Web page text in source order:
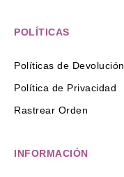
POLÍTICAS
Políticas de Devolución
Política de Privacidad
Rastrear Orden
INFORMACIÓN